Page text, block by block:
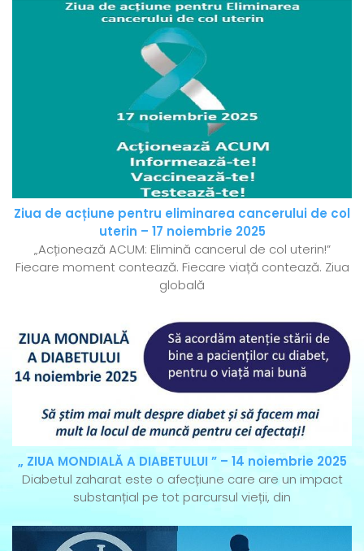
Ziua de acțiune pentru eliminarea cancerului de col
uterin – 17 noiembrie 2025
„Acționează ACUM: Elimină cancerul de col uterin!”
Fiecare moment contează. Fiecare viață contează. Ziua
globală
„ ZIUA MONDIALĂ A DIABETULUI ” – 14 noiembrie 2025
Diabetul zaharat este o afecțiune care are un impact
substanțial pe tot parcursul vieții, din